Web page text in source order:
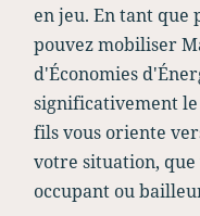
en jeu. En tant que
pouvez mobiliser
d'Économies
significativement
fils vous oriente
votre situation,
occupant ou